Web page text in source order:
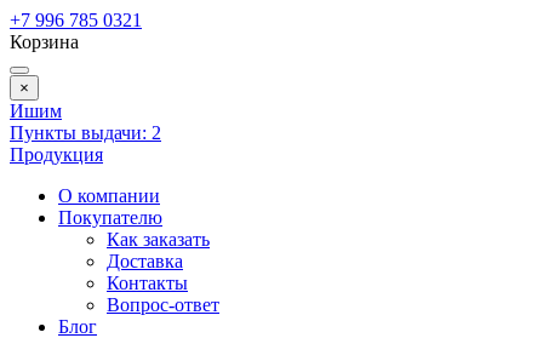
+7 996 785 0321
Корзина
×
Ишим
Пункты выдачи: 2
Продукция
О компании
Покупателю
Как заказать
Доставка
Контакты
Вопрос-ответ
Блог